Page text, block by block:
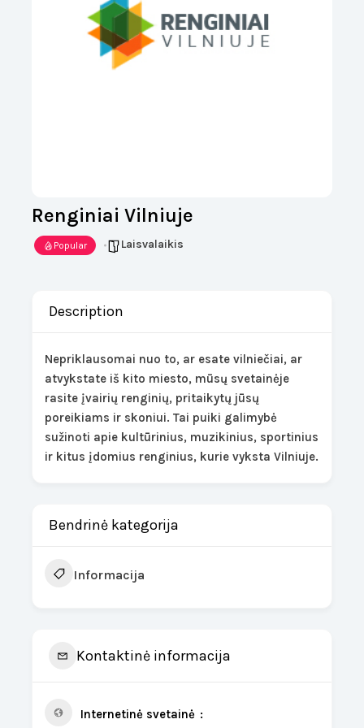
Renginiai Vilniuje
Popular Laisvalaikis
Description
Nepriklausomai nuo to, ar esate vilniečiai, ar
atvykstate iš kito miesto, mūsų svetainėje
rasite įvairių renginių, pritaikytų jūsų
poreikiams ir skoniui. Tai puiki galimybė
sužinoti apie kultūrinius, muzikinius, sportinius
ir kitus įdomius renginius, kurie vyksta Vilniuje.
Bendrinė kategorija
Informacija
Kontaktinė informacija
Internetinė svetainė